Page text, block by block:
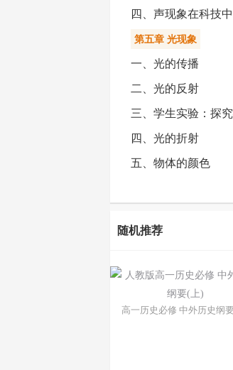
四、声现象在科技
第五章 光现象
一、光的传播
二、光的反射
三、学生实验：探
四、光的折射
五、物体的颜色
随机推荐
高一历史必修 中外历史纲